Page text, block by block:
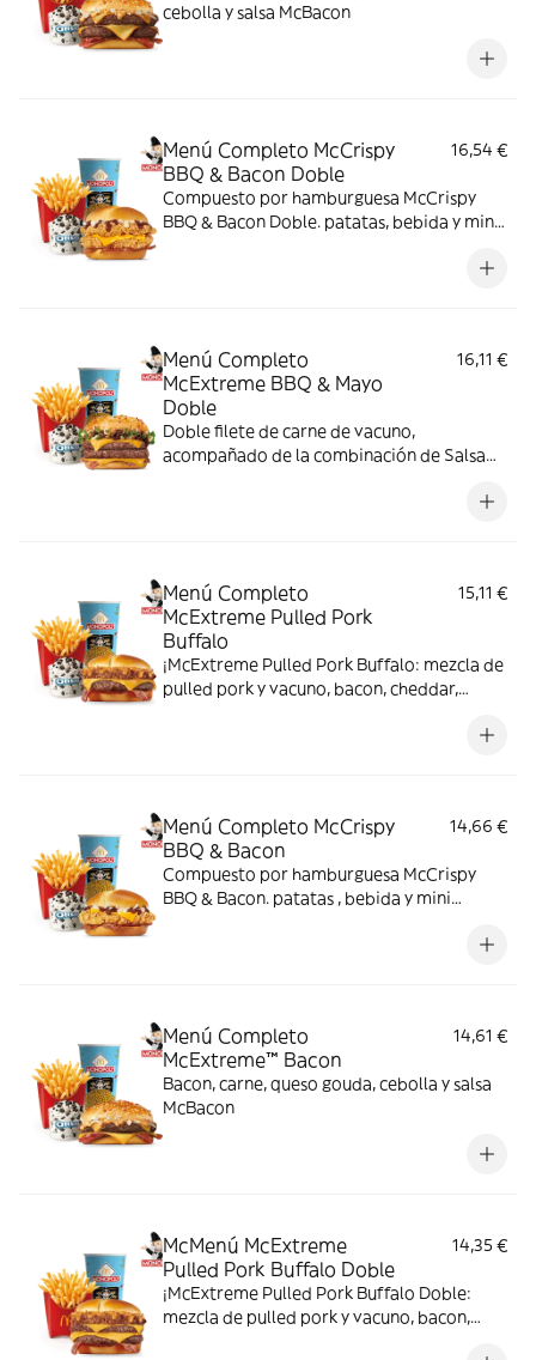
cebolla y salsa McBacon
Menú Completo McCrispy
BBQ & Bacon Doble
16,54 €
Compuesto por hamburguesa McCrispy
BBQ & Bacon Doble. patatas, bebida y mini
Menú Completo
McExtreme BBQ & Mayo
Doble
16,11 €
Doble filete de carne de vacuno,
acompañado de la combinación de Salsa
doble de cheddar, lechuga fresca y tiras de
Menú Completo
McExtreme Pulled Pork
Buffalo
15,11 €
¡McExtreme Pulled Pork Buffalo: mezcla de
pulled pork y vacuno, bacon, cheddar,
Menú Completo McCrispy
BBQ & Bacon
14,66 €
Compuesto por hamburguesa McCrispy
BBQ & Bacon. patatas , bebida y mini
Menú Completo
McExtreme™ Bacon
14,61 €
Bacon, carne, queso gouda, cebolla y salsa
McBacon
McMenú McExtreme
Pulled Pork Buffalo Doble
14,35 €
¡McExtreme Pulled Pork Buffalo Doble:
mezcla de pulled pork y vacuno, bacon,